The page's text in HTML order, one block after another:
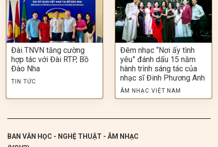
Đài TNVN tăng cường
hợp tác với Đài RTP, Bồ
Đào Nha
TIN TỨC
Đêm nhạc “Nơi ấy tình
yêu” đánh dấu 15 năm
hành trình sáng tác của
nhạc sĩ Đinh Phương Anh
ÂM NHẠC VIỆT NAM
BAN VĂN HỌC - NGHỆ THUẬT - ÂM NHẠC